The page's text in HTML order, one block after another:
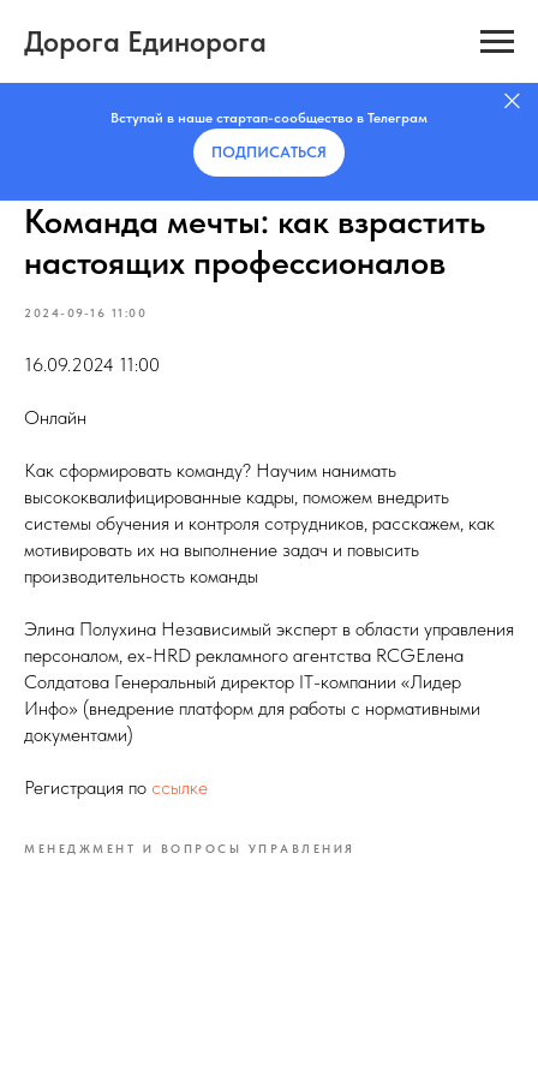
Дорога Единорога
Вступай в наше стартап-сообщество в Телеграм
ПОДПИСАТЬCЯ
Команда мечты: как взрастить
настоящих профессионалов
2024-09-16 11:00
16.09.2024 11:00
Онлайн
Как сформировать команду? Научим нанимать
высококвалифицированные кадры, поможем внедрить
системы обучения и контроля сотрудников, расскажем, как
мотивировать их на выполнение задач и повысить
производительность команды
Элина Полухина Независимый эксперт в области управления
персоналом, ex-HRD рекламного агентства RCGЕлена
Солдатова Генеральный директор IT-компании «Лидер
Инфо» (внедрение платформ для работы с нормативными
документами)
Регистрация по ссылке
МЕНЕДЖМЕНТ И ВОПРОСЫ УПРАВЛЕНИЯ